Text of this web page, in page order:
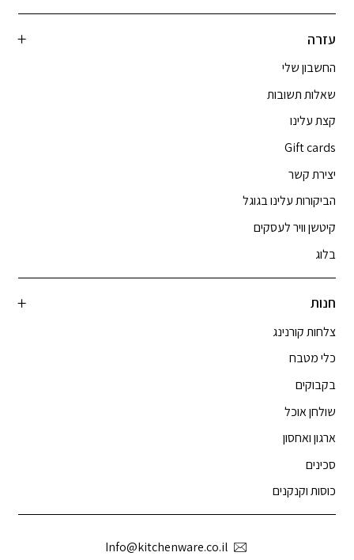
עזרה
החשבון שלי
שאלות תשובות
קצת עלינו
Gift cards
יצירת קשר
הביקורות עלינו בגוגל
קיטשן וויר לעסקים
בלוג
חנות
צלחות קורנינג
כלי מטבח
בקבוקים
שולחן אוכל
ארגון ואחסון
סכינים
כוסות וקנקנים
Info@kitchenware.co.il